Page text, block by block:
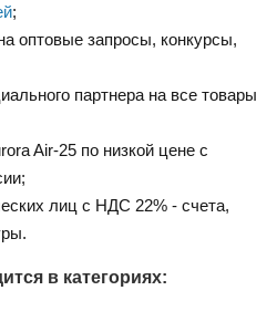
;
оптовые запросы, конкурсы,
партнера на все товары
Air-25 по низкой цене с
лиц с НДС 22% - счета,
в категориях: